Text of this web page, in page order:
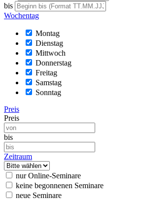
bis
Wochentag
Montag
Dienstag
Mittwoch
Donnerstag
Freitag
Samstag
Sonntag
Preis
Preis
bis
Zeitraum
nur Online-Seminare
keine begonnenen Seminare
neue Seminare